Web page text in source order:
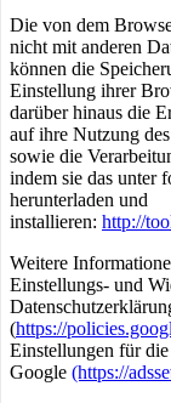
Die von dem
nicht mit anderen
können die
Einstellung ihrer
darüber hinaus die
auf ihre Nutzung
sowie die
indem sie das unter
herunterladen und
installieren: http://
Weitere
Einstellungs- und
(https://
Einstellungen für
Google (https://